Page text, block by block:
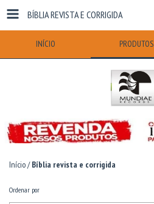
BÍBLIA REVISTA E CORRIGIDA
INÍCIO PRODUTOS
Início/ Bíblia revista e corrigida
Ordenar por